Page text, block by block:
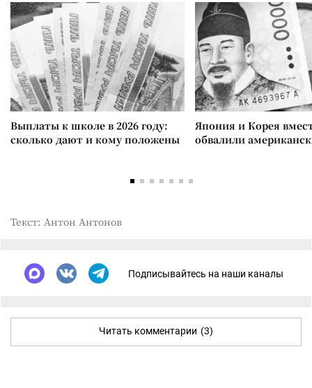
Выплаты к школе в 2026 году:
сколько дают и кому положены
Япония и Корея
обвалили
Текст: Антон Антонов
Подписывайтесь на наши каналы
Читать комментарии (3)